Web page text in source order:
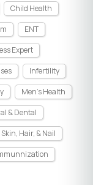
Child Health
ENT
Expert
Infertility
Men's Health
& Dental
Skin, Hair, & Nail